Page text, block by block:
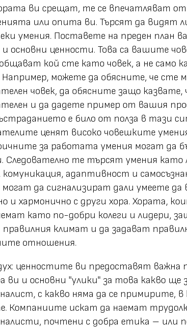
ви срещат, те се впечатляват от
или опита ви. Търсят да видят
умения. Поставете на преден план
и основни ценности. Това са вашите
кой сте като човек, а не само
можете да обясните, че сте
човек, да обясните защо казвате,
и да дадете пример от вашия
е било от полза в тази
ценят високо човешките
за работата умения могат да
Следователно те търсят умения като
адаптивност и
могат да сигнализират дали умеете
и хармонично с други хора. Хората,
като по-добри колеги и лидери,
правилния климат и да задават
отношения.
ценностите ви предоставят важна
ви и основни "улики" за това какво
с какво няма да се примирите, в
Компаниите искат да наемат
почтени с добра етика – или